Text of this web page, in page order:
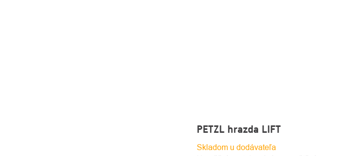
PETZL hrazda LIFT
Skladom u dodávateľa